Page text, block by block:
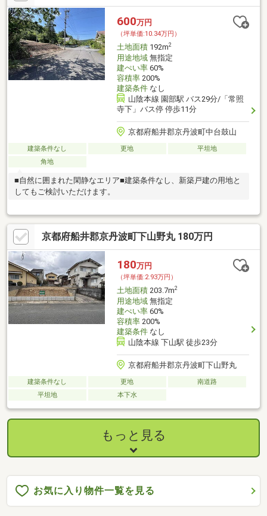
600万円
（坪単価:10.34万円）
土地面積192m2
用途地域無指定
建ぺい率60%
容積率200%
建築条件なし
山陰本線 園部駅 バス29分/「常照
寺下」バス停 停歩11分
京都府船井郡京丹波町中台鼓山
建築条件なし 更地
平坦地
角地
■自然に囲まれた閑静なエリア■建築条件なし、新築戸建の用地と
してもご検討いただけます。
京都府船井郡京丹波町下山野丸 180万円
180万円
（坪単価:2.93万円）
土地面積203.7m2
用途地域無指定
建ぺい率60%
容積率200%
建築条件なし
山陰本線 下山駅 徒歩23分
京都府船井郡京丹波町下山野丸
建築条件なし 更地
南道路
平坦地
本下水
もっと見る
お気に入り物件一覧を見る